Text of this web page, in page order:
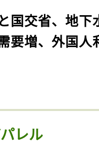
国交省、地下
要増、外国人
レル